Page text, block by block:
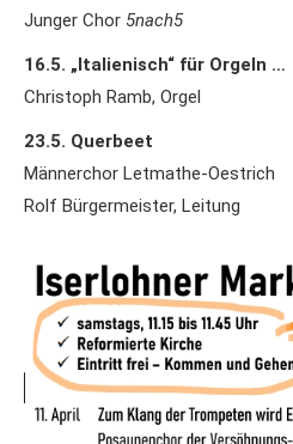
Junger Chor 5nach5
16.5. „Italienisch“ für Orgeln …
Christoph Ramb, Orgel
23.5. Querbeet
Männerchor Letmathe-Oestrich
Rolf Bürgermeister, Leitung